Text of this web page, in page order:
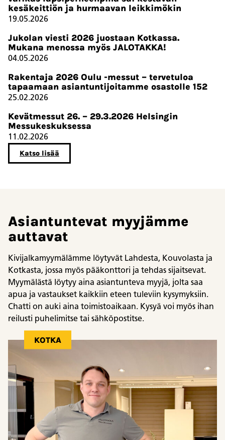
kesäkeittiön ja hurmaavan leikkimökin
19.05.2026
Jukolan viesti 2026 juostaan Kotkassa.
Mukana menossa myös JALOTAKKA!
04.05.2026
Rakentaja 2026 Oulu -messut – tervetuloa
tapaamaan asiantuntijoitamme osastolle 152
25.02.2026
Kevätmessut 26. – 29.3.2026 Helsingin
Messukeskuksessa
11.02.2026
Katso lisää
Asiantuntevat myyjämme
auttavat
Kivijalkamyymälämme löytyvät Lahdesta, Kouvolasta ja
Kotkasta, jossa myös pääkonttori ja tehdas sijaitsevat.
Myymälästä löytyy aina asiantunteva myyjä, jolta saa
apua ja vastaukset kaikkiin eteen tuleviin kysymyksiin.
Chatti on auki aina toimistoaikaan. Kysyä voi myös ihan
reilusti puhelimitse tai sähköpostitse.
KOTKA